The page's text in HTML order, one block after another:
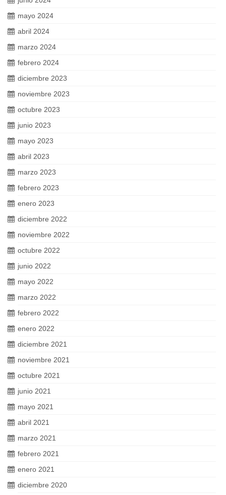
mayo 2024
abril 2024
marzo 2024
febrero 2024
diciembre 2023
noviembre 2023
octubre 2023
junio 2023
mayo 2023
abril 2023
marzo 2023
febrero 2023
enero 2023
diciembre 2022
noviembre 2022
octubre 2022
junio 2022
mayo 2022
marzo 2022
febrero 2022
enero 2022
diciembre 2021
noviembre 2021
octubre 2021
junio 2021
mayo 2021
abril 2021
marzo 2021
febrero 2021
enero 2021
diciembre 2020